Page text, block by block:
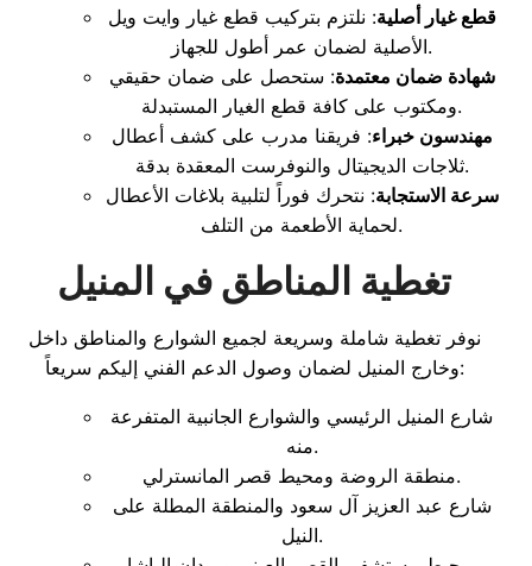
قطع غيار أصلية: نلتزم بتركيب قطع غيار وايت ويل
الأصلية لضمان عمر أطول للجهاز.
شهادة ضمان معتمدة: ستحصل على ضمان حقيقي
ومكتوب على كافة قطع الغيار المستبدلة.
مهندسون خبراء: فريقنا مدرب على كشف أعطال
ثلاجات الديجيتال والنوفرست المعقدة بدقة.
سرعة الاستجابة: نتحرك فوراً لتلبية بلاغات الأعطال
لحماية الأطعمة من التلف.
تغطية المناطق في المنيل
نوفر تغطية شاملة وسريعة لجميع الشوارع والمناطق داخل
وخارج المنيل لضمان وصول الدعم الفني إليكم سريعاً:
شارع المنيل الرئيسي والشوارع الجانبية المتفرعة
منه.
منطقة الروضة ومحيط قصر المانسترلي.
شارع عبد العزيز آل سعود والمنطقة المطلة على
النيل.